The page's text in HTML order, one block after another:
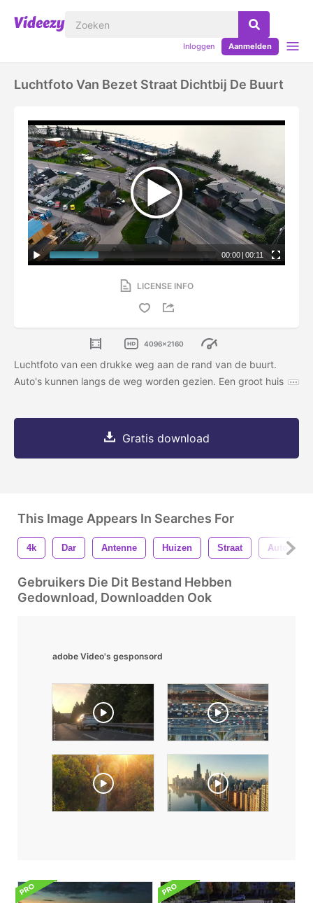
Inloggen Aanmelden
Luchtfoto Van Bezet Straat Dichtbij De Buurt
00:00 | 00:11
LICENSE INFO
4096x2160
Luchtfoto van een drukke weg aan de rand van de buurt.
Auto's kunnen langs de weg worden gezien. Een groot huis
Gratis download
This Image Appears In Searches For
4k Dar Antenne Huizen Straat Auto
Gebruikers Die Dit Bestand Hebben
Gedownload, Downloadden Ook
adobe Video's gesponsord